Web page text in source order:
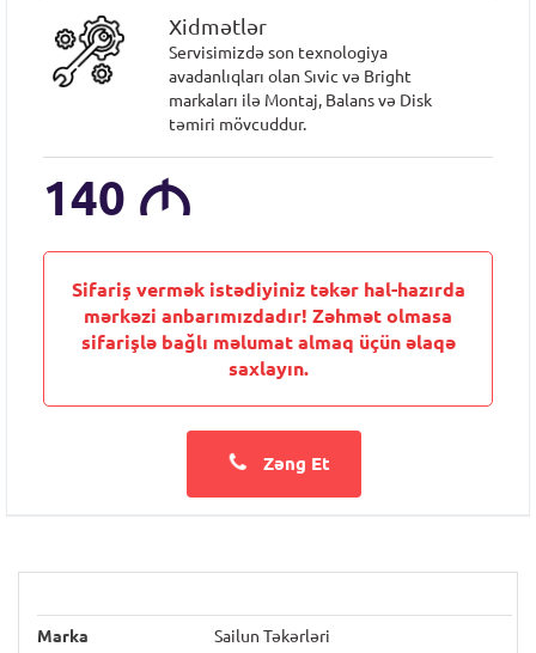
Xidmətlər
Servisimizdə son texnologiya
avadanlıqları olan Sıvic və Bright
markaları ilə Montaj, Balans və Disk
təmiri mövcuddur.
140 M
Sifariş vermək istədiyiniz təkər hal-hazırda
mərkəzi anbarımızdadır! Zəhmət olmasa
sifarişlə bağlı məlumat almaq üçün əlaqə
saxlayın.
Zəng Et
Marka Sailun Təkərləri